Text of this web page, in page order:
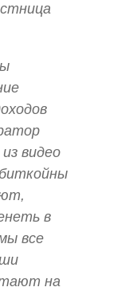
видео
в
все
на